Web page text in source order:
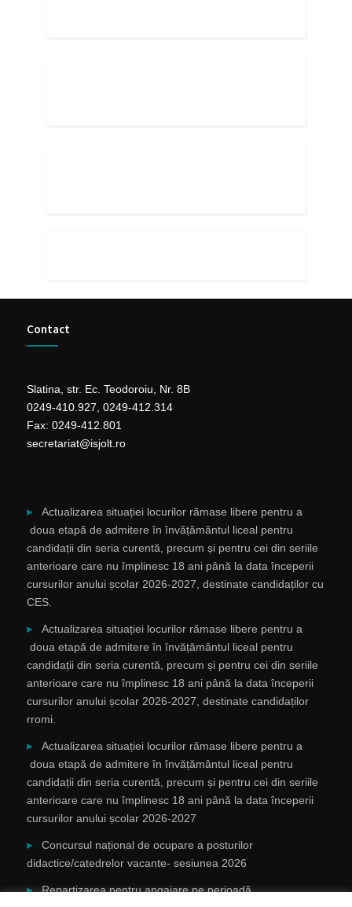
Contact
Slatina, str. Ec. Teodoroiu, Nr. 8B
0249-410.927, 0249-412.314
Fax: 0249-412.801
secretariat@isjolt.ro
Actualizarea situației locurilor rămase libere pentru a
doua etapă de admitere în învățământul liceal pentru
candidații din seria curentă, precum și pentru cei din seriile
anterioare care nu împlinesc 18 ani până la data începerii
cursurilor anului școlar 2026-2027, destinate candidaților cu
CES.
Actualizarea situației locurilor rămase libere pentru a
doua etapă de admitere în învățământul liceal pentru
candidații din seria curentă, precum și pentru cei din seriile
anterioare care nu împlinesc 18 ani până la data începerii
cursurilor anului școlar 2026-2027, destinate candidaților
rromi.
Actualizarea situației locurilor rămase libere pentru a
doua etapă de admitere în învățământul liceal pentru
candidații din seria curentă, precum și pentru cei din seriile
anterioare care nu împlinesc 18 ani până la data începerii
cursurilor anului școlar 2026-2027
Concursul național de ocupare a posturilor
didactice/catedrelor vacante- sesiunea 2026
Repartizarea pentru angajare pe perioadă